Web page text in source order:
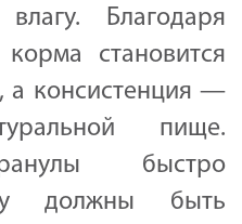
Благодаря
становится
а консистенция —
пище.
быстро
должны быть